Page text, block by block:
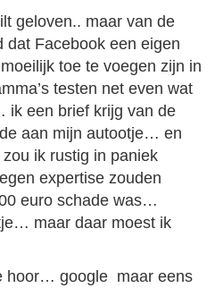
geloven.. maar van de
Facebook een eigen
toe te voegen zijn in
testen net even wat
ik een brief krijg van de
aan mijn autootje… en
ik rustig in paniek
expertise zouden
euro schade was…
maar daar moest ik
hoor… google maar eens